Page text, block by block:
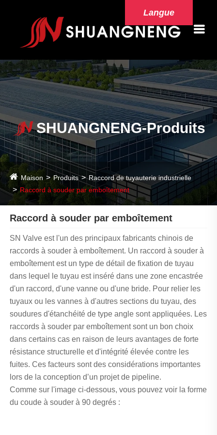
Langue
SHUANGNENG-Produits
Maison Produits
Raccord de tuyauterie industrielle
Raccord à souder par emboîtement
Raccord à souder par emboîtement
SN Valve est l'un des principaux fabricants chinois de
raccords à souder à emboîtement. Un raccord à souder à
emboîtement est un type de détail de fixation de tuyau
dans lequel le tuyau est inséré dans une zone encastrée
d'un raccord, d'une vanne ou d'une bride. Pour relier les
tuyaux ou les vannes à d'autres sections du tuyau, des
soudures d'étanchéité de type angle sont appliquées. Les
raccords à souder par emboîtement sont un bon choix
dans certains cas en raison de leurs avantages de forte
résistance structurelle et d'intégrité élevée contre les
fuites. Ces facteurs sont des considérations importantes
lors de la conception d’un projet de pipeline.
Comme sur l'image ci-dessous, vous pouvez voir la forme
du coude à souder à 90 degrés :